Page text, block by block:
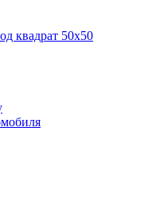
квадрат 50х50